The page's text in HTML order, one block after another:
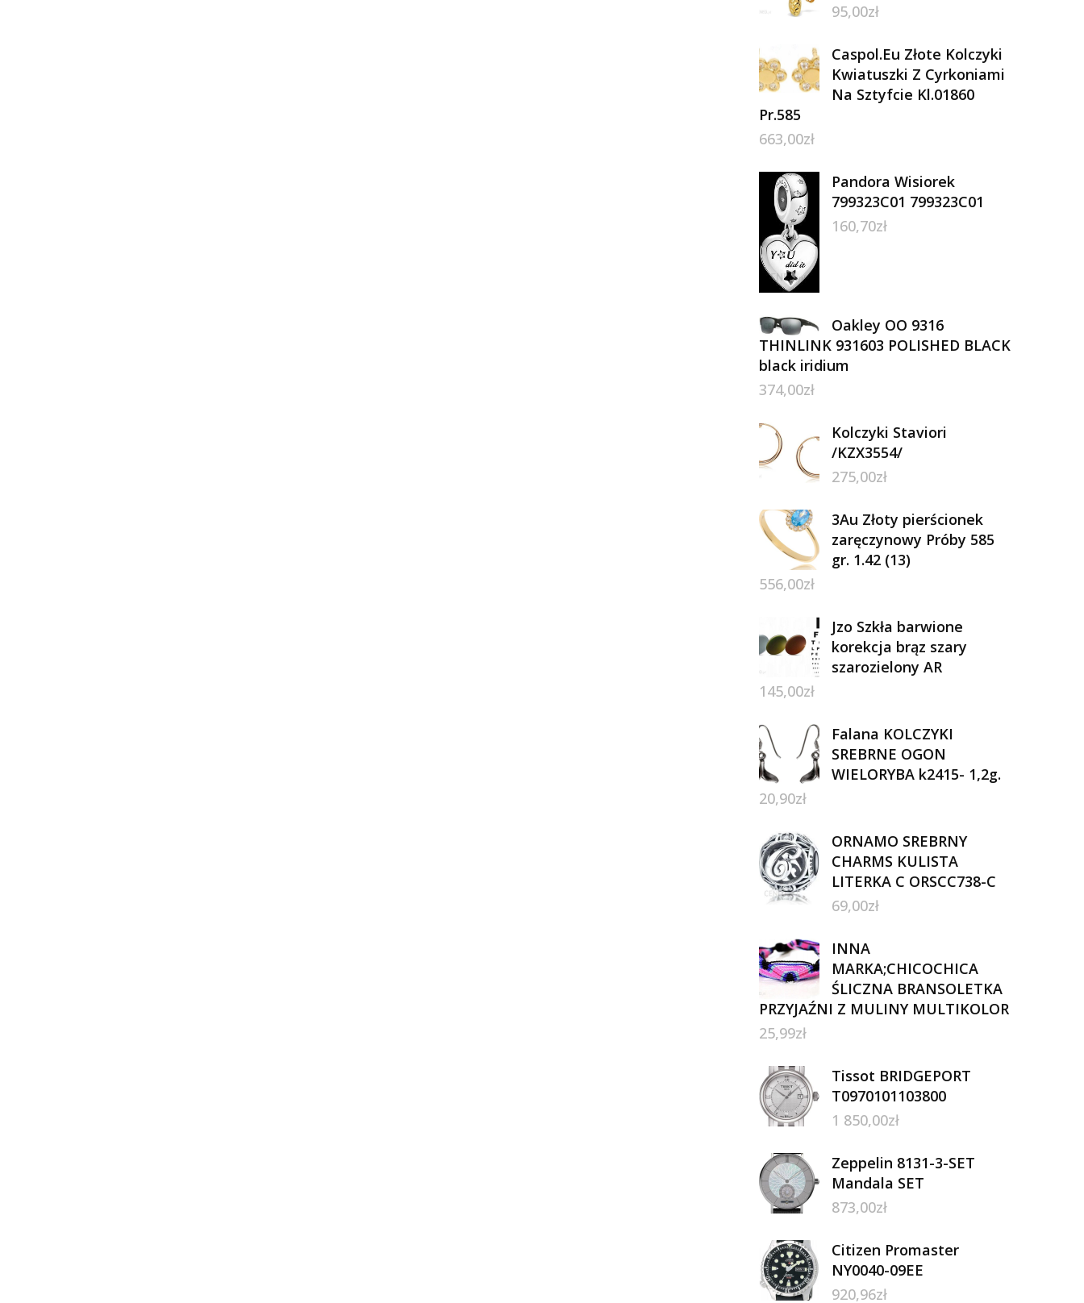
95,00zł
Caspol.Eu Złote Kolczyki
Kwiatuszki Z Cyrkoniami
Na Sztyfcie Kl.01860
Pr.585
663,00zł
Pandora Wisiorek
799323C01 799323C01
160,70zł
Oakley OO 9316
THINLINK 931603 POLISHED BLACK
black iridium
374,00zł
Kolczyki Staviori
/KZX3554/
275,00zł
3Au Złoty pierścionek
zaręczynowy Próby 585
gr. 1.42 (13)
556,00zł
Jzo Szkła barwione
korekcja brąz szary
szarozielony AR
145,00zł
Falana KOLCZYKI
SREBRNE OGON
WIELORYBA k2415- 1,2g.
20,90zł
ORNAMO SREBRNY
CHARMS KULISTA
LITERKA C ORSCC738-C
69,00zł
INNA
MARKA;CHICOCHICA
ŚLICZNA BRANSOLETKA
PRZYJAŹNI Z MULINY MULTIKOLOR
25,99zł
Tissot BRIDGEPORT
T0970101103800
1 850,00zł
Zeppelin 8131-3-SET
Mandala SET
873,00zł
Citizen Promaster
NY0040-09EE
920,96zł